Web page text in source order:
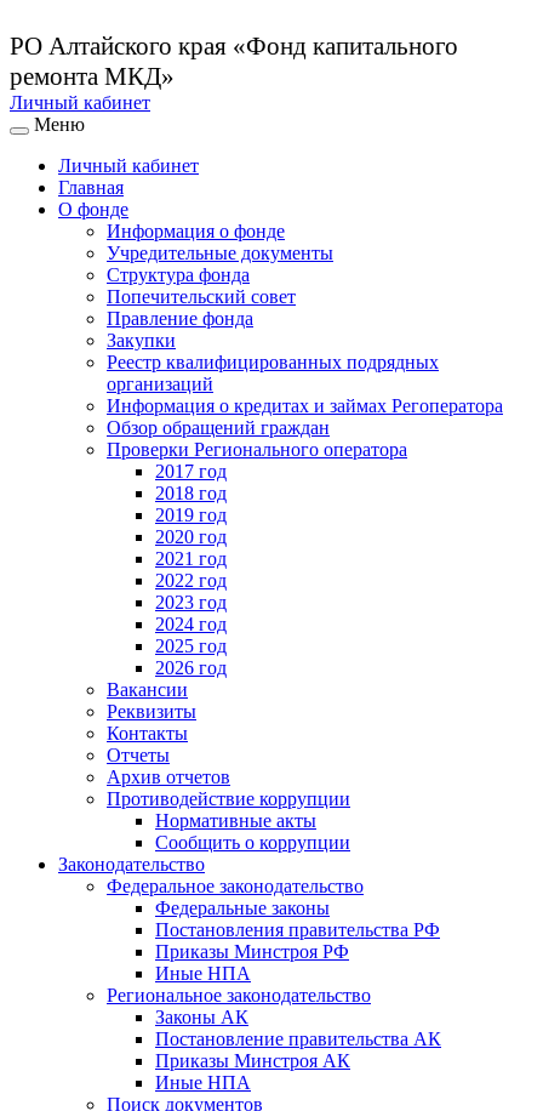
РО Алтайского края «Фонд капитального
ремонта МКД»
Личный кабинет
Меню
Личный кабинет
Главная
О фонде
Информация о фонде
Учредительные документы
Структура фонда
Попечительский совет
Правление фонда
Закупки
Реестр квалифицированных подрядных
организаций
Информация о кредитах и займах Регоператора
Обзор обращений граждан
Проверки Регионального оператора
2017 год
2018 год
2019 год
2020 год
2021 год
2022 год
2023 год
2024 год
2025 год
2026 год
Вакансии
Реквизиты
Контакты
Отчеты
Архив отчетов
Противодействие коррупции
Нормативные акты
Сообщить о коррупции
Законодательство
Федеральное законодательство
Федеральные законы
Постановления правительства РФ
Приказы Минстроя РФ
Иные НПА
Региональное законодательство
Законы АК
Постановление правительства АК
Приказы Минстроя АК
Иные НПА
Поиск документов